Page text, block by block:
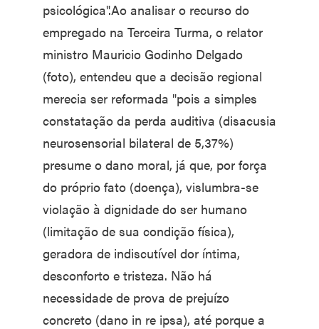
psicológica".Ao analisar o recurso do
empregado na Terceira Turma, o relator
ministro Mauricio Godinho Delgado
(foto), entendeu que a decisão regional
merecia ser reformada "pois a simples
constatação da perda auditiva (disacusia
neurosensorial bilateral de 5,37%)
presume o dano moral, já que, por força
do próprio fato (doença), vislumbra-se
violação à dignidade do ser humano
(limitação de sua condição física),
geradora de indiscutível dor íntima,
desconforto e tristeza. Não há
necessidade de prova de prejuízo
concreto (dano in re ipsa), até porque a